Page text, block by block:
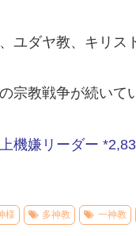
ユダヤ教、キリス
宗教戦争が続いて
機嫌リーダー
様 多神教 一神教